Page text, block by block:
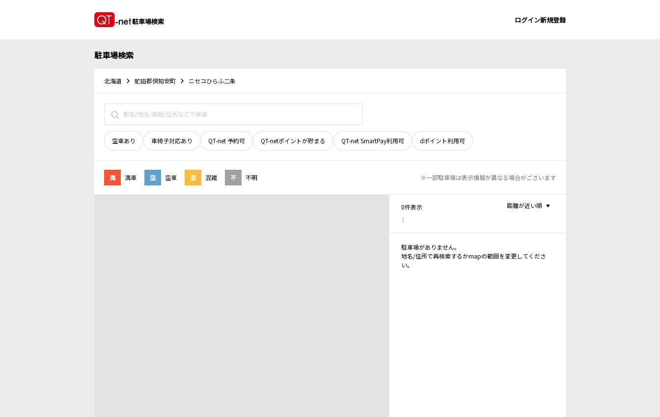
駐車場検索 ログイン新規登録
駐車場検索
北海道 虻田郡倶知安町 ニセコひらふ二条
空車あり 車椅子対応あり QT-net 予約可 QT-netポイントが貯まる QT-net SmartPay利用可 dポイント利用可
満 満車 空 空車 混 混雑 不 不明 ※一部駐車場は表示情報が異なる場合がございます
0件表示
1
距離が近い順
駐車場がありません。
地名/住所で再検索するかmapの範囲を変更してくださ
い。